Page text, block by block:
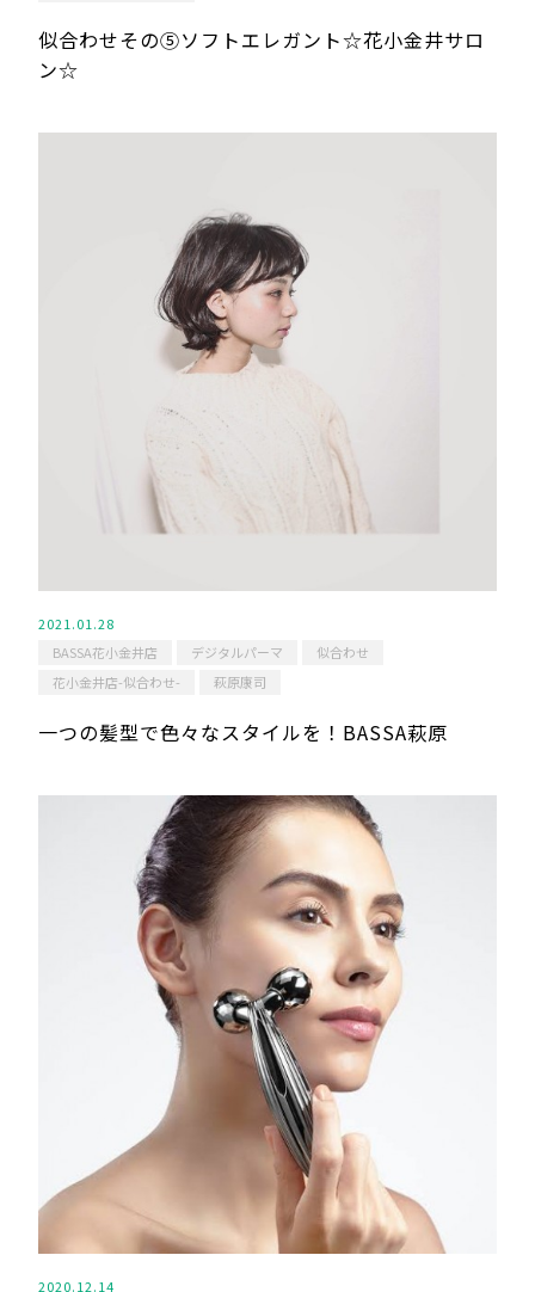
似合わせその⑤ソフトエレガント☆花小金井サロ
ン☆
2021.01.28
BASSA花小金井店
デジタルパーマ
似合わせ
花小金井店-似合わせ-
萩原康司
一つの髪型で色々なスタイルを！BASSA萩原
2020.12.14